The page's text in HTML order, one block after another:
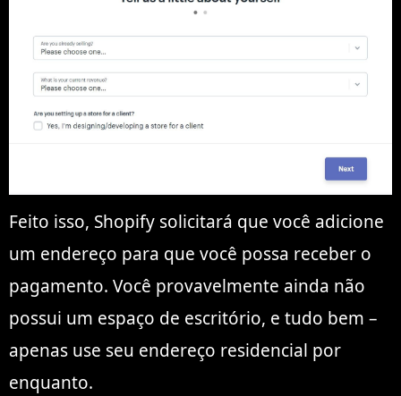
Feito isso, Shopify solicitará que você adicione
um endereço para que você possa receber o
pagamento. Você provavelmente ainda não
possui um espaço de escritório, e tudo bem –
apenas use seu endereço residencial por
enquanto.